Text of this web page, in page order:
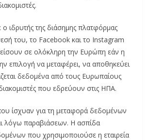
ιδρυτής της διάσημης πλατφόρμας
του, το Facebook και το Instagram
σε ολόκληρη την Ευρώπη εάν η
επιλογή να μεταφέρει, να αποθηκεύει
δεδομένα από τους Ευρωπαίους
που εδρεύουν στις ΗΠΑ.
ίσχυαν για τη μεταφορά δεδομένων
λόγω παραβιάσεων. Η ασπίδα
που χρησιμοποιούσε η εταιρεία